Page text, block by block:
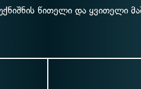
წითელი და ყვითელი